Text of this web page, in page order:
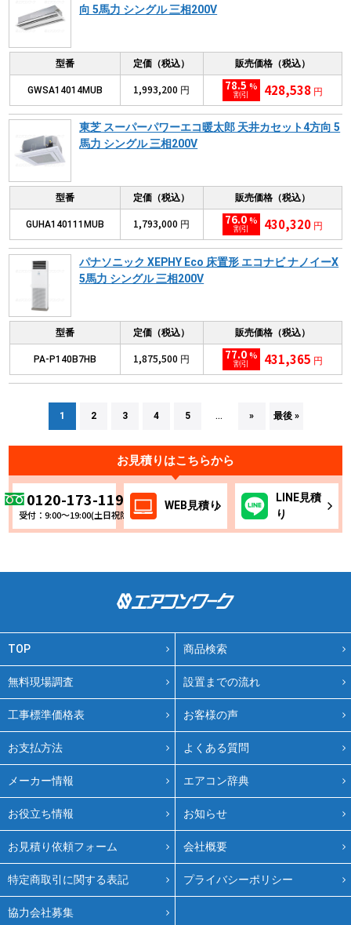
向 5馬力 シングル 三相200V
型番 定価（税込） 販売価格（税込）
GWSA14014MUB 1,993,200 円 78.5 %
割引 428,538 円
東芝 スーパーパワーエコ暖太郎 天井カセット4方向 5
馬力 シングル 三相200V
型番 定価（税込） 販売価格（税込）
GUHA140111MUB 1,793,000 円 76.0 %
割引 430,320 円
パナソニック XEPHY Eco 床置形 エコナビ ナノイーX
5馬力 シングル 三相200V
型番 定価（税込） 販売価格（税込）
PA-P140B7HB 1,875,500 円 77.0 %
割引 431,365 円
1 2 3 4 5 ... » 最後 »
お見積りはこちらから
0120-173-119
受付：9:00～19:00(土日祝除く)
WEB見積り
LINE見積
り
TOP 商品検索
無料現場調査 設置までの流れ
工事標準価格表 お客様の声
お支払方法 よくある質問
メーカー情報 エアコン辞典
お役立ち情報 お知らせ
お見積り依頼フォーム 会社概要
特定商取引に関する表記 プライバシーポリシー
協力会社募集